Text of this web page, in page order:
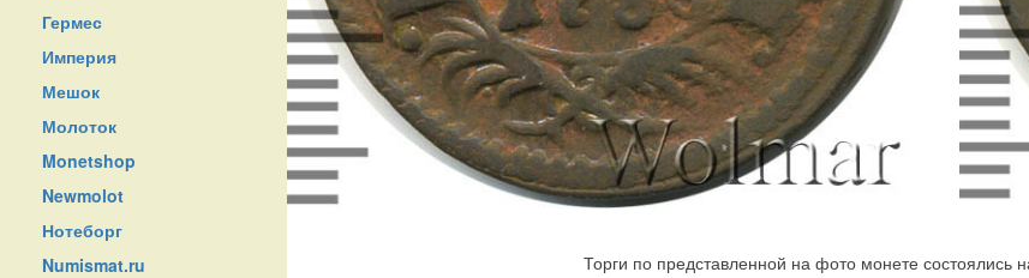
Гермес
Империя
Мешок
Молоток
Monetshop
Newmolot
Нотеборг
Numismat.ru
Торги по представленной на фото монете состоялись